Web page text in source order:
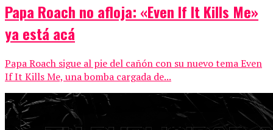
Papa Roach no afloja: «Even If It Kills Me»
ya está acá
Papa Roach sigue al pie del cañón con su nuevo tema Even
If It Kills Me, una bomba cargada de...